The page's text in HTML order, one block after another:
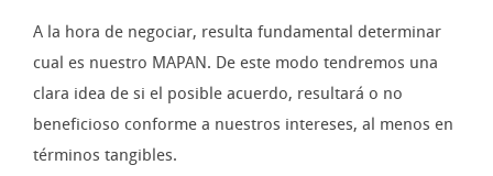
A la hora de negociar, resulta fundamental determinar
cual es nuestro MAPAN. De este modo tendremos una
clara idea de si el posible acuerdo, resultará o no
beneficioso conforme a nuestros intereses, al menos en
términos tangibles.